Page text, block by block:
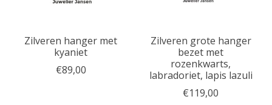
Zilveren hanger met
kyaniet
€89,00
Zilveren grote hanger
bezet met
rozenkwarts,
labradoriet, lapis lazuli
€119,00